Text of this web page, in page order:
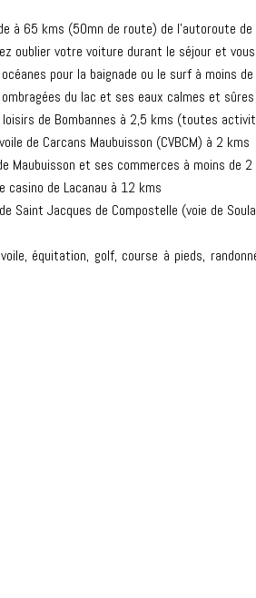
à 65 kms (50mn de route) de l'autoroute de
oublier votre voiture durant le séjour et
océanes pour la baignade ou le surf à moins
ombragées du lac et ses eaux calmes et
loisirs de Bombannes à 2,5 kms (toutes
de Carcans Maubuisson (CVBCM) à 2 kms
Maubuisson et ses commerces à moins de 2
casino de Lacanau à 12 kms
Saint Jacques de Compostelle (voie de
équitation, golf, course à pieds,